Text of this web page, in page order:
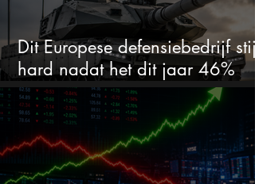
Dit Europese defensiebedrijf
hard nadat het dit jaar 46%
daalde: mooie koopkans?